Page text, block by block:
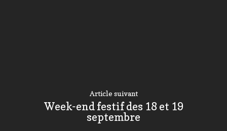
Article suivant
Week-end festif des 18 et 19
septembre